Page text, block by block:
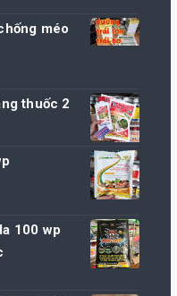
méo
thuốc 2
100 wp